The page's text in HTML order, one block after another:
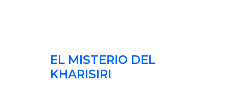
EL MISTERIO DEL
KHARISIRI